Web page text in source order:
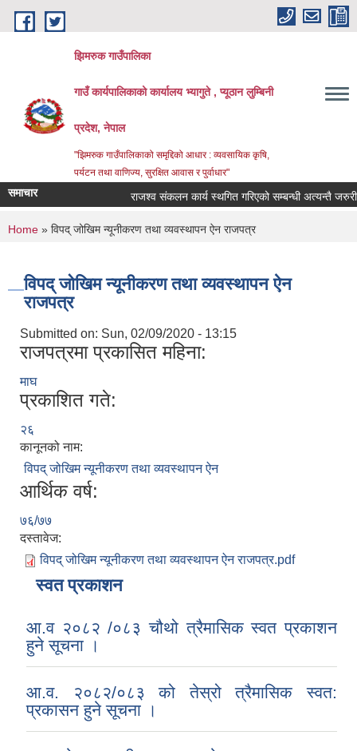
Skip to main content
झिमरुक गाउँपालिका
गाउँ कार्यपालिकाको कार्यालय भ्यागुते , प्यूठान लुम्बिनी
प्रदेश, नेपाल
"झिमरुक गाउँपालिकाको समृद्दिको आधार : व्यवसायिक कृषि,
पर्यटन तथा वाणिज्य, सुरक्षित आवास र पुर्वाधार"
समाचार राजश्व संकलन कार्य स्थगित गरिएको सम्बन्धी अत्यन्तै जरुरी
You are here
Home » विपद् जोखिम न्यूनीकरण तथा व्यवस्थापन ऐन राजपत्र
विपद् जोखिम न्यूनीकरण तथा व्यवस्थापन ऐन
राजपत्र
Submitted on: Sun, 02/09/2020 - 13:15
राजपत्रमा प्रकासित महिना:
माघ
प्रकाशित गते:
२६
कानूनको नाम:
विपद् जोखिम न्यूनीकरण तथा व्यवस्थापन ऐन
आर्थिक वर्ष:
७६/७७
दस्तावेज:
विपद् जोखिम न्यूनीकरण तथा व्यवस्थापन ऐन राजपत्र.pdf
स्वत प्रकाशन
आ.व २०८२ /०८३ चौथो त्रैमासिक स्वत प्रकाशन
हुने सूचना ।
आ.व. २०८२/०८३ को तेस्रो त्रैमासिक स्वत:
प्रकासन हुने सूचना ।